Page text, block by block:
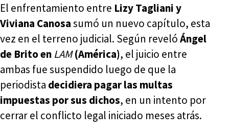
El enfrentamiento entre Lizy Tagliani y
Viviana Canosasumó un nuevo capítulo, esta
vez en el terreno judicial. Según revelóÁngel
de Brito en LAM(América), el juicio entre
ambas fue suspendido luego de que la
periodista decidiera pagar las multas
impuestas por sus dichos, en un intento por
cerrar el conflicto legal iniciado meses atrás.